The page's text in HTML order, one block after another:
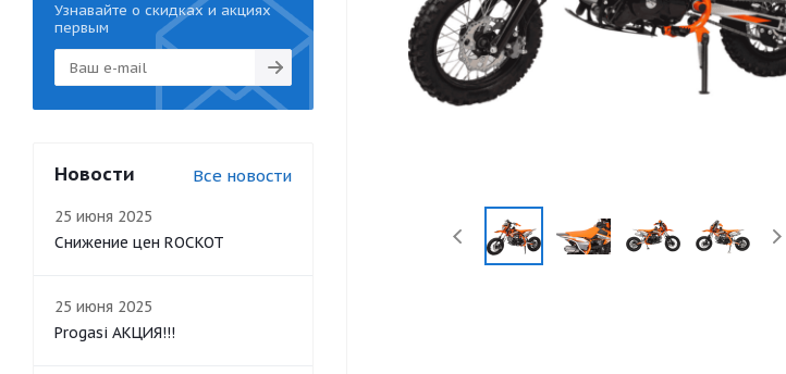
Узнавайте о скидках и акциях
первым
Новости Все новости
25 июня 2025
Снижение цен ROCKOT
25 июня 2025
Progasi АКЦИЯ!!!